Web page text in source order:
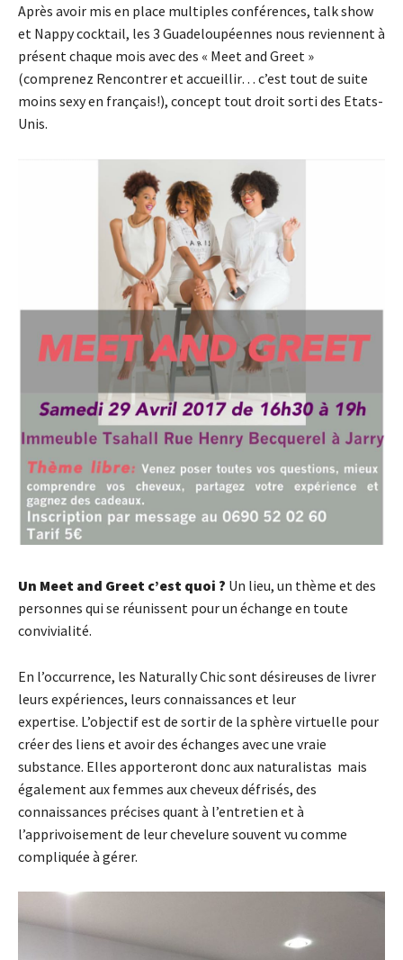
Après avoir mis en place multiples conférences, talk show
et Nappy cocktail, les 3 Guadeloupéennes nous reviennent à
présent chaque mois avec des « Meet and Greet »
(comprenez Rencontrer et accueillir… c’est tout de suite
moins sexy en français!), concept tout droit sorti des Etats-
Unis.
Un Meet and Greet c’est quoi ? Un lieu, un thème et des
personnes qui se réunissent pour un échange en toute
convivialité.
En l’occurrence, les Naturally Chic sont désireuses de livrer
leurs expériences, leurs connaissances et leur
expertise. L’objectif est de sortir de la sphère virtuelle pour
créer des liens et avoir des échanges avec une vraie
substance. Elles apporteront donc aux naturalistas mais
également aux femmes aux cheveux défrisés, des
connaissances précises quant à l’entretien et à
l’apprivoisement de leur chevelure souvent vu comme
compliquée à gérer.